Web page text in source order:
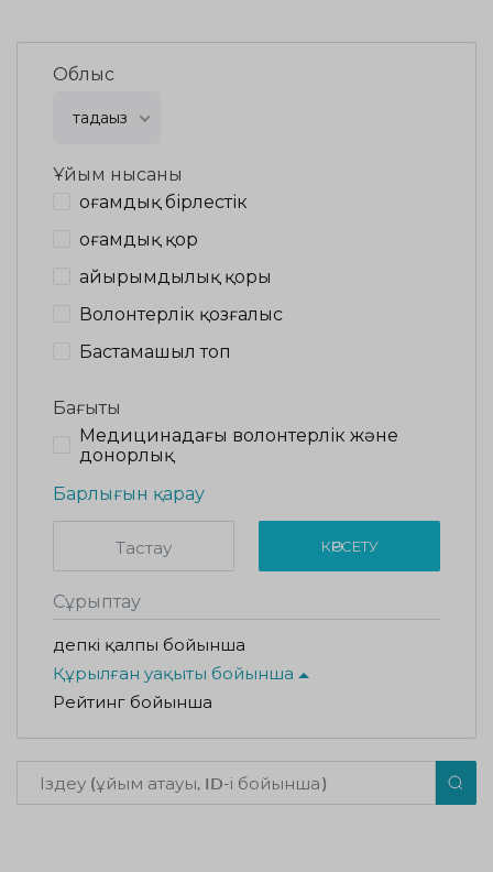
Облыс
таңдаңыз
Ұйым нысаны
Қоғамдық бірлестік
Қоғамдық қор
Қайырымдылық қоры
Волонтерлік қозғалыс
Бастамашыл топ
Бағыты
Медицинадағы волонтерлік және
донорлық
Барлығын қарау
Тастау КӨРСЕТУ
Сұрыптау
Әдепкі қалпы бойынша
Құрылған уақыты бойынша
Рейтинг бойынша